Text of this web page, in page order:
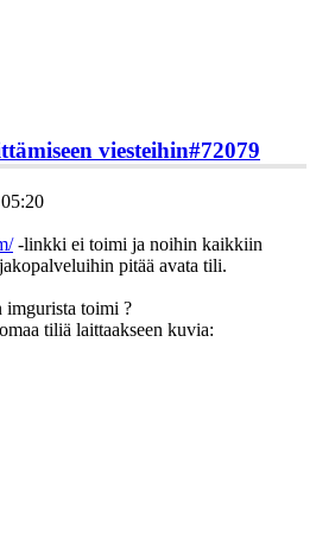
viesteihin#72079
-linkki ei toimi ja noihin kaikkiin
pitää avata tili.
toimi ?
tiliä laittaakseen kuvia: